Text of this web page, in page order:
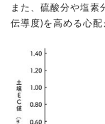
また、硫酸分や塩素
伝導度)を高める心配